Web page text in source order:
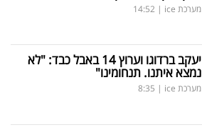
מערכת ice |
14:52
יעקב ברדוגו וערוץ 14 באבל כבד: "לא
נמצא איתנו. תנחומינו"
מערכת ice |
8:35